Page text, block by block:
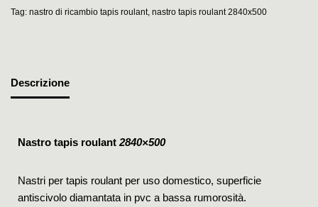
Tag: nastro di ricambio tapis roulant, nastro tapis roulant 2840x500
Descrizione
Nastro tapis roulant 2840×500
Nastri per tapis roulant per uso domestico, superficie
antiscivolo diamantata in pvc a bassa rumorosità.